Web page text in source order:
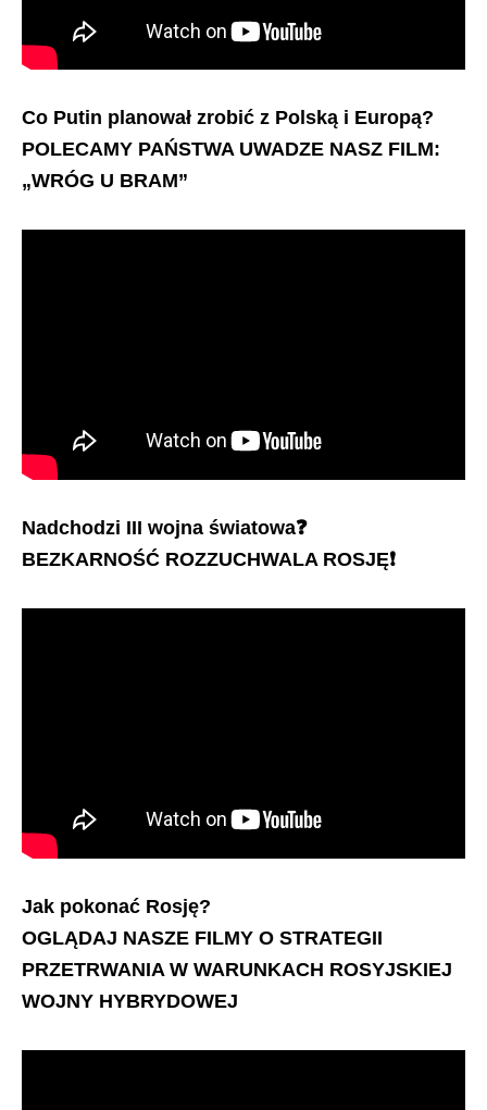
Co Putin planował zrobić z Polską i Europą?
POLECAMY PAŃSTWA UWADZE NASZ FILM:
„WRÓG U BRAM”
Nadchodzi III wojna światowa❓
BEZKARNOŚĆ ROZZUCHWALA ROSJĘ❗️
Jak pokonać Rosję?
OGLĄDAJ NASZE FILMY O STRATEGII
PRZETRWANIA W WARUNKACH ROSYJSKIEJ
WOJNY HYBRYDOWEJ